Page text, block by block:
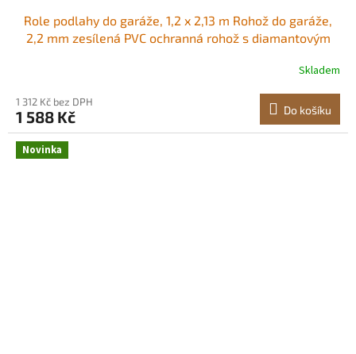
Role podlahy do garáže, 1,2 x 2,13 m Rohož do garáže,
2,2 mm zesílená PVC ochranná rohož s diamantovým
se čistí pro sklady, tělocvičny, přívěsy, černá Flexibilní
Skladem
1 312 Kč bez DPH
1 588 Kč Do košíku
Novinka